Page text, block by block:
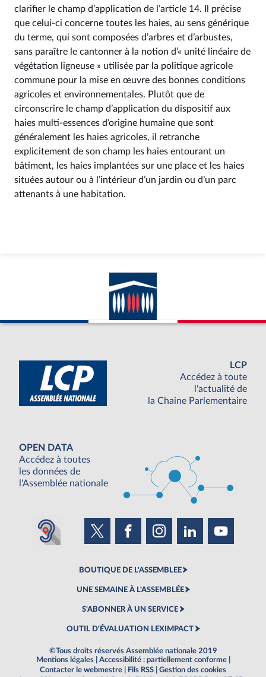
clarifier le champ d’application de l’article 14. Il précise
que celui-ci concerne toutes les haies, au sens générique
du terme, qui sont composées d’arbres et d’arbustes,
sans paraître le cantonner à la notion d’« unité linéaire de
végétation ligneuse » utilisée par la politique agricole
commune pour la mise en œuvre des bonnes conditions
agricoles et environnementales. Plutôt que de
circonscrire le champ d’application du dispositif aux
haies multi-essences d’origine humaine que sont
généralement les haies agricoles, il retranche
explicitement de son champ les haies entourant un
bâtiment, les haies implantées sur une place et les haies
situées autour ou à l’intérieur d’un jardin ou d’un parc
attenants à une habitation.
LCP
Accédez à toute
l'actualité de
la Chaine Parlementaire
OPEN DATA
Accédez à toutes
les données de
l'Assemblée nationale
BOUTIQUE DE L'ASSEMBLEE
UNE SEMAINE À L'ASSEMBLÉE
S'ABONNER À UN SERVICE
OUTIL D'ÉVALUATION LEXIMPACT
©Tous droits réservés Assemblée nationale 2019
Mentions légales
Accessibilité : partiellement conforme
Contacter le webmestre
Fils RSS
Gestion des cookies